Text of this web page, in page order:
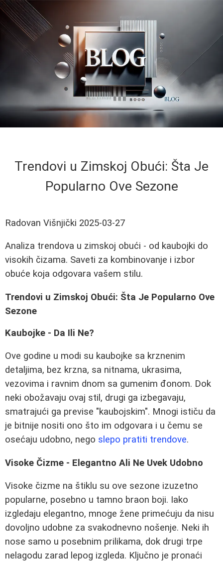
Trendovi u Zimskoj Obući: Šta Je
Popularno Ove Sezone
Radovan Višnjički 2025-03-27
Analiza trendova u zimskoj obući - od kaubojki do
visokih čizama. Saveti za kombinovanje i izbor
obuće koja odgovara vašem stilu.
Trendovi u Zimskoj Obući: Šta Je Popularno Ove
Sezone
Kaubojke - Da Ili Ne?
Ove godine u modi su kaubojke sa krznenim
detaljima, bez krzna, sa nitnama, ukrasima,
vezovima i ravnim dnom sa gumenim đonom. Dok
neki obožavaju ovaj stil, drugi ga izbegavaju,
smatrajući ga previse "kaubojskim". Mnogi ističu da
je bitnije nositi ono što im odgovara i u čemu se
osećaju udobno, nego slepo pratiti trendove.
Visoke Čizme - Elegantno Ali Ne Uvek Udobno
Visoke čizme na štiklu su ove sezone izuzetno
popularne, posebno u tamno braon boji. Iako
izgledaju elegantno, mnoge žene primećuju da nisu
dovoljno udobne za svakodnevno nošenje. Neki ih
nose samo u posebnim prilikama, dok drugi trpe
nelagodu zarad lepog izgleda. Ključno je pronaći